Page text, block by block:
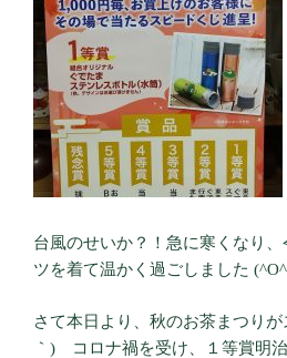
台風のせいか？！急に寒くなり
ツを着て温かく過ごしました
さて本日より、秋のお茶まつり
｀) コロナ禍を受け、１等賞明